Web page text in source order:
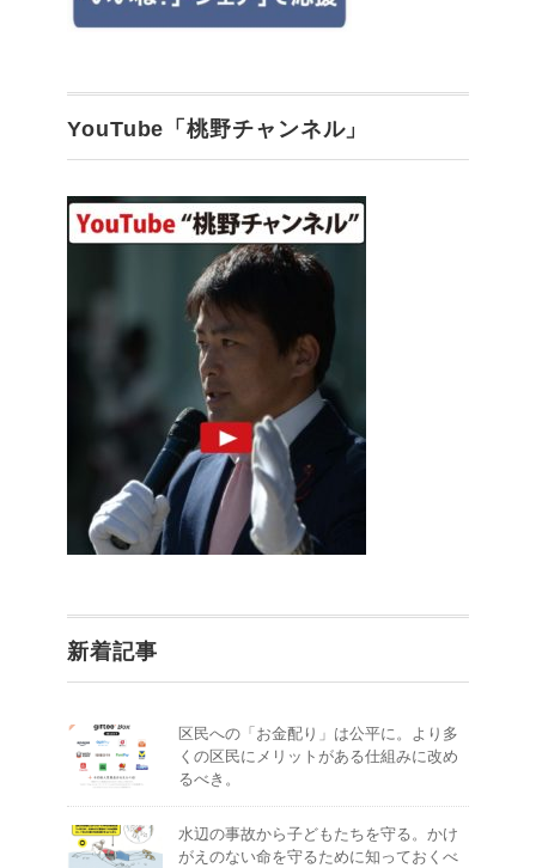
YouTube「桃野チャンネル」
新着記事
区民への「お金配り」は公平に。より多
くの区民にメリットがある仕組みに改め
るべき。
水辺の事故から子どもたちを守る。かけ
がえのない命を守るために知っておくべ